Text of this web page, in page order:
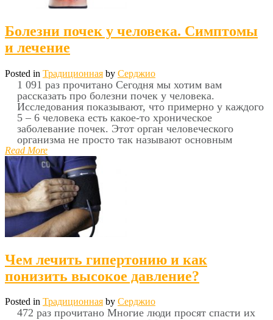
Болезни почек у человека. Симптомы
и лечение
Posted in Традиционная by Серджио
1 091 раз прочитано Сегодня мы хотим вам
рассказать про болезни почек у человека.
Исследования показывают, что примерно у каждого
5 – 6 человека есть какое-то хроническое
заболевание почек. Этот орган человеческого
организма не просто так называют основным
Read More
Чем лечить гипертонию и как
понизить высокое давление?
Posted in Традиционная by Серджио
472 раз прочитано Многие люди просят спасти их